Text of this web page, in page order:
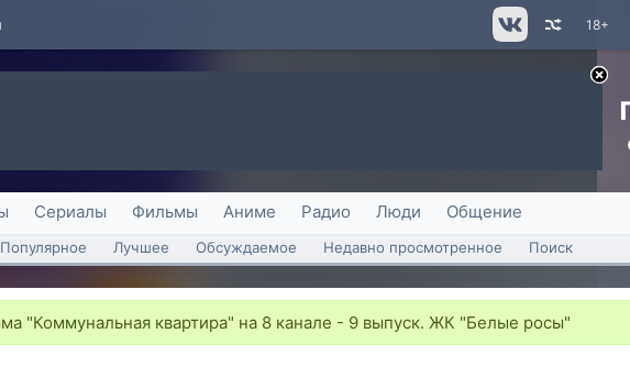
18+
Сериалы Фильмы Аниме Радио Люди Общение
Популярное Лучшее Обсуждаемое Недавно просмотренное Поиск
"Коммунальная квартира" на 8 канале - 9 выпуск. ЖК "Белые росы"